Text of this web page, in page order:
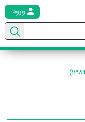
ورود